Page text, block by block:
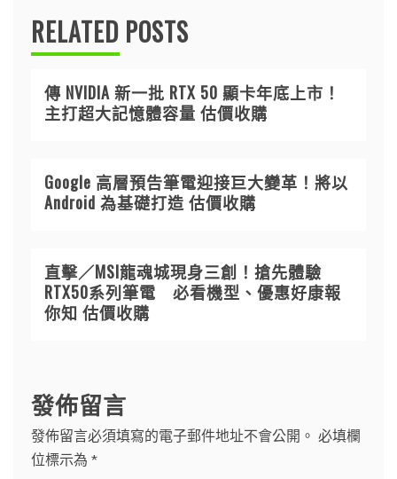
RELATED POSTS
傳 NVIDIA 新一批 RTX 50 顯卡年底上市！
主打超大記憶體容量 估價收購
Google 高層預告筆電迎接巨大變革！將以
Android 為基礎打造 估價收購
直擊／MSI龍魂城現身三創！搶先體驗
RTX50系列筆電 必看機型、優惠好康報
你知 估價收購
發佈留言
發佈留言必須填寫的電子郵件地址不會公開。 必填欄
位標示為 *